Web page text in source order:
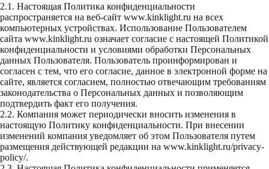
2.1. Настоящая Политика конфиденциальности
распространяется на веб-сайт www.kinklight.ru на всех
компьютерных устройствах. Использование Пользователем
сайта www.kinklight.ru означает согласие с настоящей Политикой
конфиденциальности и условиями обработки Персональных
данных Пользователя. Пользователь проинформирован и
согласен с тем, что его согласие, данное в электронной форме на
сайте, является согласием, полностью отвечающим требованиям
законодательства о Персональных данных и позволяющим
подтвердить факт его получения.
2.2. Компания может периодически вносить изменения в
настоящую Политику конфиденциальности. При внесении
изменений компания уведомляет об этом Пользователя путем
размещения действующей редакции на www.kinklight.ru/privacy-
policy/.